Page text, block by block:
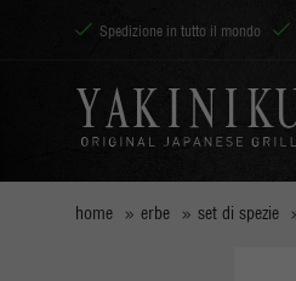
Spedizione in tutto il mondo
home erbe set di spezie